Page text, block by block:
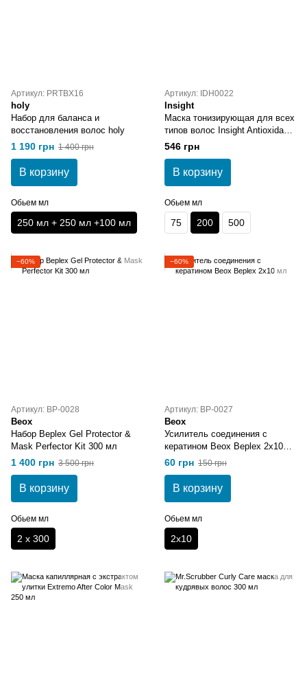
Артикул: PRTBX16
holy
Набор для баланса и
восстановления волос holy
1 190 грн 1 400 грн
В корзину
Обьем мл
250 мл + 250 мл +100 мл
Артикул: IDH0022
Insight
Маска тонизирующая для всех
типов волос Insight Antioxidant
Mask 200 мл
546 грн
В корзину
Обьем мл
75 200 500
−60%
Артикул: BP-0028
Beox
Набор Beplex Gel Protector &
Mask Perfector Kit 300 мл
1 400 грн 3 500 грн
В корзину
Обьем мл
2 x 300
−60%
Артикул: BP-0027
Beox
Усилитель соединения с
кератином Beox Beplex 2х10
мл
60 грн 150 грн
В корзину
Обьем мл
2x10